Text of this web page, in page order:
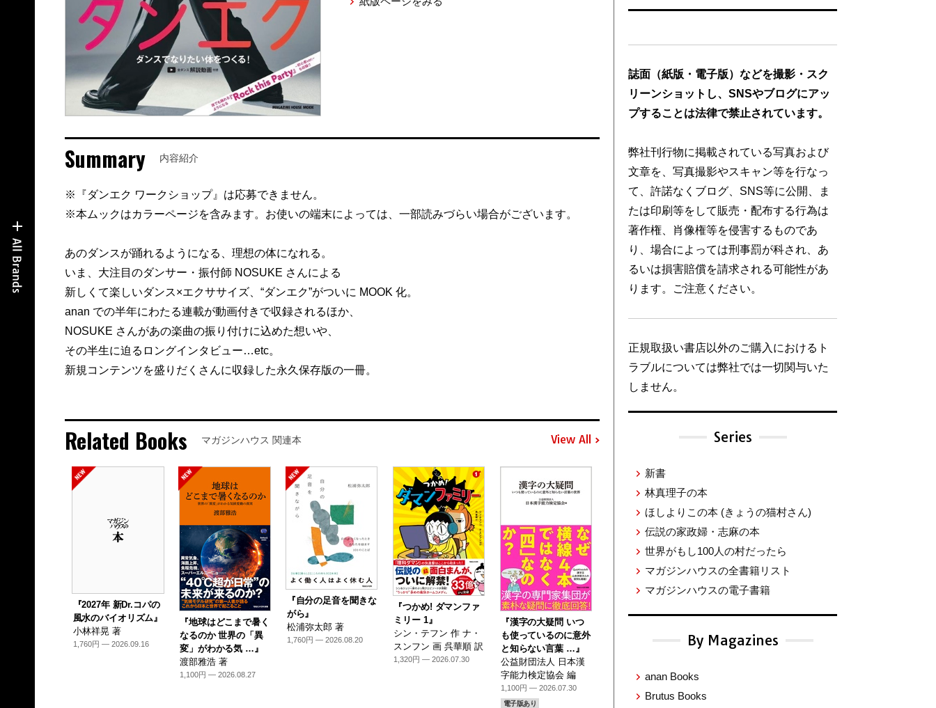
Summary 内容紹介
※『ダンエク ワークショップ』は応募できません。
※本ムックはカラーページを含みます。お使いの端末によっては、一部読みづらい場合がございます。
あのダンスが踊れるようになる、理想の体になれる。
いま、大注目のダンサー・振付師 NOSUKE さんによる
新しくて楽しいダンス×エクササイズ、“ダンエク”がついに MOOK 化。
anan での半年にわたる連載が動画付きで収録されるほか、
NOSUKE さんがあの楽曲の振り付けに込めた想いや、
その半生に迫るロングインタビュー…etc。
新規コンテンツを盛りだくさんに収録した永久保存版の一冊。
Related Books マガジンハウス 関連本 View All
『2027年 新Dr.コパの
風水のバイオリズム』
小林祥晃 著
1,760円 — 2026.09.16
『地球はどこまで暑く
なるのか 世界の「異
変」がわかる気 …』
渡部雅浩 著
1,100円 — 2026.08.27
『自分の足音を聞きな
がら』
松浦弥太郎 著
1,760円 — 2026.08.20
『つかめ! ダマンファ
ミリー 1』
シン・テフン 作 ナ・
スンフン 画 呉華順 訳
1,320円 — 2026.07.30
『漢字の大疑問 いつ
も使っているのに意外
と知らない言葉 …』
公益財団法人 日本漢
字能力検定協会 編
1,100円 — 2026.07.30
電子版あり
誌面（紙版・電子版）などを撮影・スク
リーンショットし、SNSやブログにアッ
プすることは法律で禁止されています。
弊社刊行物に掲載されている写真および
文章を、写真撮影やスキャン等を行なっ
て、許諾なくブログ、SNS等に公開、ま
たは印刷等をして販売・配布する行為は
著作権、肖像権等を侵害するものであ
り、場合によっては刑事罰が科され、あ
るいは損害賠償を請求される可能性があ
ります。ご注意ください。
正規取扱い書店以外のご購入におけるト
ラブルについては弊社では一切関与いた
しません。
Series
新書
林真理子の本
ほしよりこの本 (きょうの猫村さん)
伝説の家政婦・志麻の本
世界がもし100人の村だったら
マガジンハウスの全書籍リスト
マガジンハウスの電子書籍
By Magazines
anan Books
Brutus Books